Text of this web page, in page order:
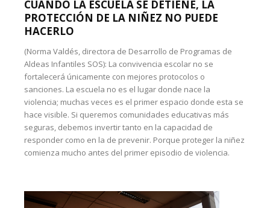
CUANDO LA ESCUELA SE DETIENE, LA
PROTECCIÓN DE LA NIÑEZ NO PUEDE
HACERLO
(Norma Valdés, directora de Desarrollo de Programas de
Aldeas Infantiles SOS): La convivencia escolar no se
fortalecerá únicamente con mejores protocolos o
sanciones. La escuela no es el lugar donde nace la
violencia; muchas veces es el primer espacio donde esta se
hace visible. Si queremos comunidades educativas más
seguras, debemos invertir tanto en la capacidad de
responder como en la de prevenir. Porque proteger la niñez
comienza mucho antes del primer episodio de violencia.